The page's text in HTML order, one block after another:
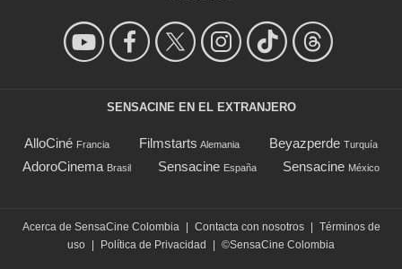
SENSACINE EN EL EXTRANJERO
AlloCiné Francia Filmstarts Alemania Beyazperde Turquía
AdoroCinema Brasil Sensacine España Sensacine México
Acerca de SensaCine Colombia Contacta con nosotros
Términos de
uso
Política de Privacidad ©SensaCine Colombia